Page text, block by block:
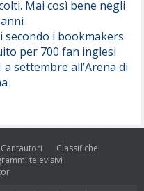
Mai così bene negli
secondo i bookmakers
per 700 fan inglesi
settembre all’Arena di
Cantautori
Classifiche
televisivi